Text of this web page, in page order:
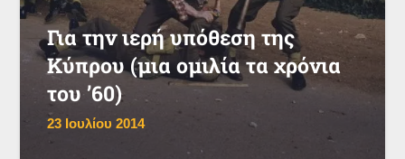
Για την ιερή υπόθεση της
Κύπρου (μια ομιλία τα χρόνια
του ’60)
23 Ιουλίου 2014